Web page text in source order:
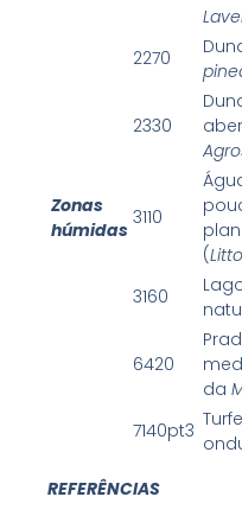
2270
2330
Zonas
húmidas
3110
(
3160
6420
da
7140pt3
REFERÊNCIAS